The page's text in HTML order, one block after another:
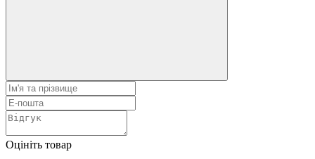
Оцініть товар